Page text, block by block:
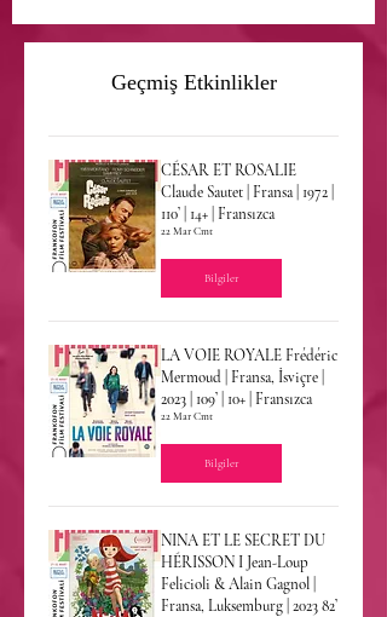
Geçmiş Etkinlikler
CÉSAR ET ROSALIE
Claude Sautet | Fransa | 1972 |
110’ | 14+ | Fransızca
22 Mar Cmt
Bilgiler
LA VOIE ROYALE Frédéric
Mermoud | Fransa, İsviçre |
2023 | 109’ | 10+ | Fransızca
22 Mar Cmt
Bilgiler
NINA ET LE SECRET DU
HÉRISSON I Jean-Loup
Felicioli & Alain Gagnol |
Fransa, Luksemburg | 2023 82’